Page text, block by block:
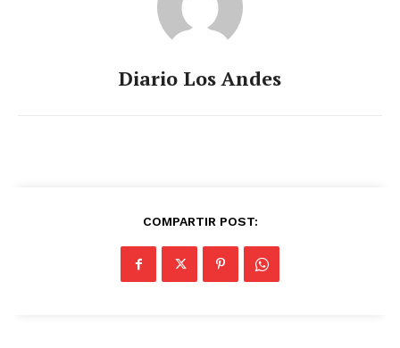
Diario Los Andes
COMPARTIR POST: